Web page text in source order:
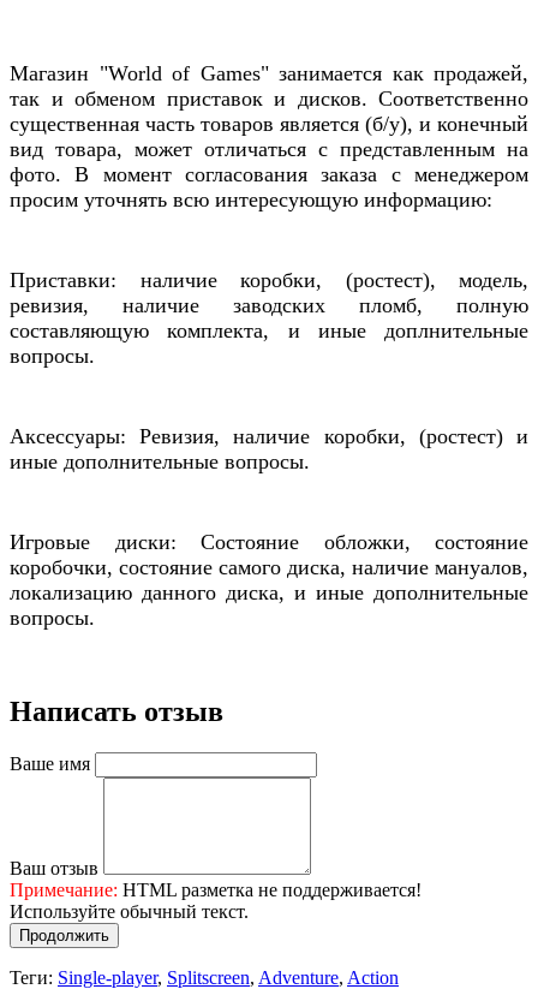
Магазин "World of Games" занимается как продажей,
так и обменом приставок и дисков. Соответственно
существенная часть товаров является (б/у), и конечный
вид товара, может отличаться с представленным на
фото. В момент согласования заказа с менеджером
просим уточнять всю интересующую информацию:
Приставки: наличие коробки, (ростест), модель,
ревизия, наличие заводских пломб, полную
составляющую комплекта, и иные доплнительные
вопросы.
Аксессуары: Ревизия, наличие коробки, (ростест) и
иные дополнительные вопросы.
Игровые диски: Состояние обложки, состояние
коробочки, состояние самого диска, наличие мануалов,
локализацию данного диска, и иные дополнительные
вопросы.
Написать отзыв
Ваше имя
Ваш отзыв
Примечание: HTML разметка не поддерживается!
Используйте обычный текст.
Продолжить
Теги: Single-player, Splitscreen, Adventure, Action